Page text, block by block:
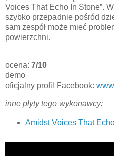
Voices That Echo In Stone”.
szybko przepadnie pośród
sam zespół może mieć
powierzchni.
ocena: 7/10
demo
oficjalny profil Facebook:
inne płyty tego wykonawcy:
Amidst Voices That